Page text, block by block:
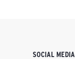
SOCIAL MEDIA